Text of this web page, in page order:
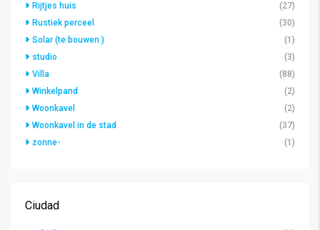
Rijtjes huis
(27)
Rustiek perceel
(30)
Solar (te bouwen )
(1)
studio
(3)
Villa
(88)
Winkelpand
(2)
Woonkavel
(2)
Woonkavel in de stad
(37)
zonne-
(1)
Ciudad